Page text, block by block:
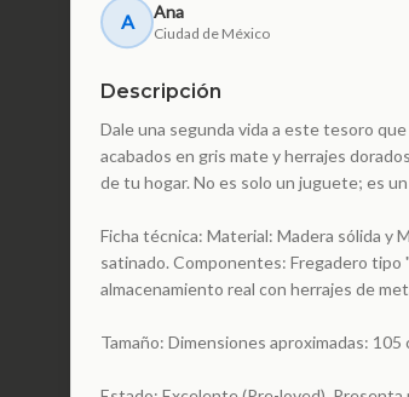
A Ana
Ciudad de México
Descripción
Dale una segunda vida a este tesoro
acabados en gris mate y herrajes
de tu hogar. No es solo un juguete; es
Ficha técnica: Material: Madera sólida y
satinado. Componentes: Fregadero
almacenamiento real con herrajes de
Tamaño: Dimensiones aproximadas: